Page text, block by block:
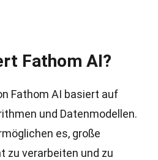
Fathom AI?
Fathom AI basiert auf
und Datenmodellen.
es, große
zu verarbeiten und zu